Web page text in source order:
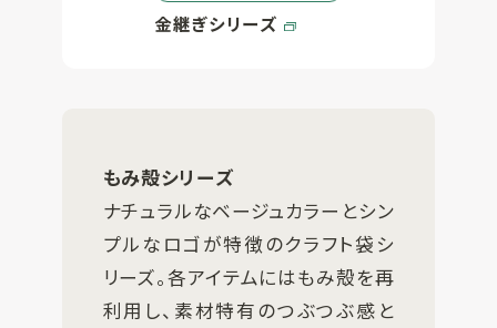
金継ぎシリーズ
もみ殻シリーズ
ナチュラルなベージュカラーとシン
プルなロゴが特徴のクラフト袋シ
リーズ。各アイテムにはもみ殻を再
利用し、素材特有のつぶつぶ感と